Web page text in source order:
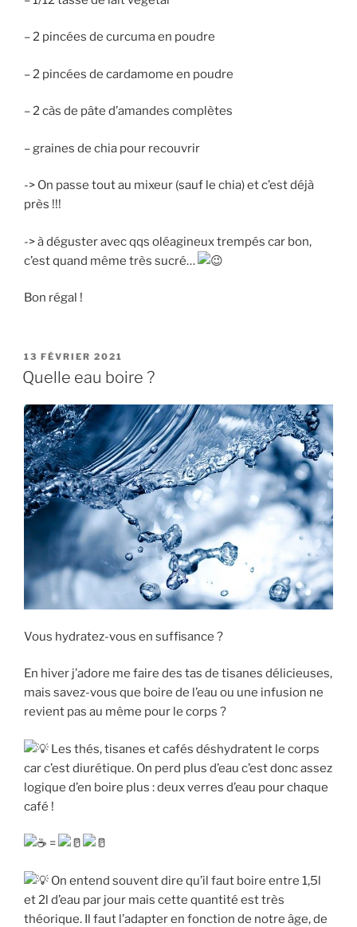
– 2 pincées de curcuma en poudre
– 2 pincées de cardamome en poudre
– 2 càs de pâte d’amandes complètes
– graines de chia pour recouvrir
-> On passe tout au mixeur (sauf le chia) et c’est déjà
près !!!
-> à déguster avec qqs oléagineux trempés car bon,
c’est quand même très sucré…
Bon régal !
PUBLIÉ
LE
13 FÉVRIER 2021
Quelle eau boire ?
Vous hydratez-vous en suffisance ?
En hiver j’adore me faire des tas de tisanes délicieuses,
mais savez-vous que boire de l’eau ou une infusion ne
revient pas au même pour le corps ?
Les thés, tisanes et cafés déshydratent le corps
car c’est diurétique. On perd plus d’eau c’est donc assez
logique d’en boire plus : deux verres d’eau pour chaque
café !
=
On entend souvent dire qu’il faut boire entre 1,5l
et 2l d’eau par jour mais cette quantité est très
théorique. Il faut l’adapter en fonction de notre âge, de